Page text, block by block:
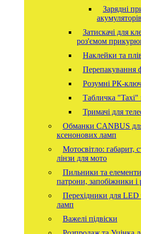
Зарядні
акумуляторів
Затискачі для
роз'ємом
Наклейки та
Перепакування
Розумні РК-
Табличка "Taxi"
Тримачі для
Обманки CANBUS для
ксенонових ламп
Мотосвітло: габарит,
лінзи для мото
Пильники та елементи
патрони, запобіжники і
Перехідники для LED
ламп
Важелі підвіски